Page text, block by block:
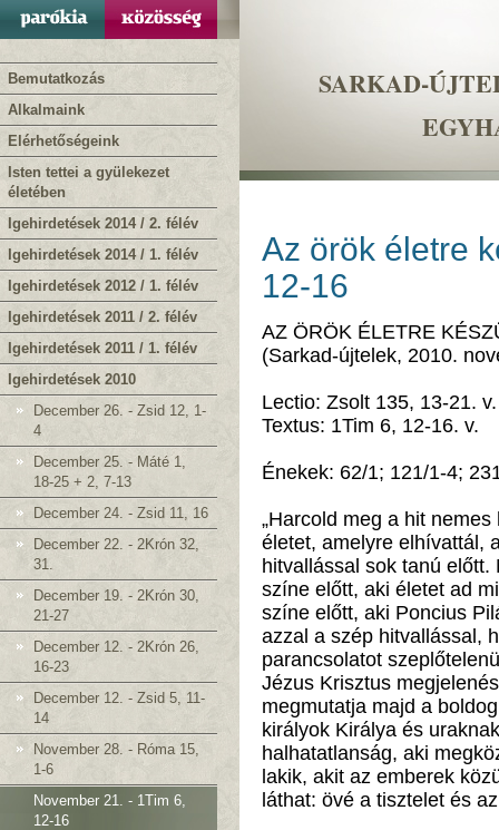
Bemutatkozás
Alkalmaink
Elérhetőségeink
Isten tettei a gyülekezet
életében
Igehirdetések 2014 / 2. félév
Igehirdetések 2014 / 1. félév
Igehirdetések 2012 / 1. félév
Igehirdetések 2011 / 2. félév
Igehirdetések 2011 / 1. félév
Igehirdetések 2010
December 26. - Zsid 12, 1-
4
December 25. - Máté 1,
18-25 + 2, 7-13
December 24. - Zsid 11, 16
December 22. - 2Krón 32,
31.
December 19. - 2Krón 30,
21-27
December 12. - 2Krón 26,
16-23
December 12. - Zsid 5, 11-
14
November 28. - Róma 15,
1-6
November 21. - 1Tim 6,
12-16
SARKAD-
Az örök életre
12-16
AZ ÖRÖK ÉLETRE
(Sarkad-újtelek, 2010.
Lectio: Zsolt 135, 13-21.
Textus: 1Tim 6, 12-16. v.
Énekek: 62/1; 121/1-4;
„Harcold meg a hit
életet, amelyre elhívattál,
hitvallással sok tanú
színe előtt, aki életet ad
színe előtt, aki Poncius
azzal a szép hitvallással,
parancsolatot
Jézus Krisztus
megmutatja majd a
királyok Királya és
halhatatlanság, aki
lakik, akit az emberek
láthat: övé a tisztelet és